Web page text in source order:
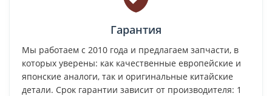
Гарантия
Мы работаем с 2010 года и предлагаем запчасти, в
которых уверены: как качественные европейские и
японские аналоги, так и оригинальные китайские
детали. Срок гарантии зависит от производителя: 1